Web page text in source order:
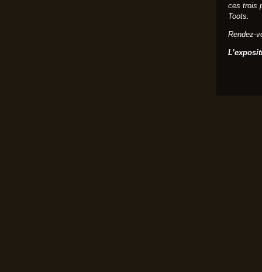
ces trois
Toots.
Rendez-